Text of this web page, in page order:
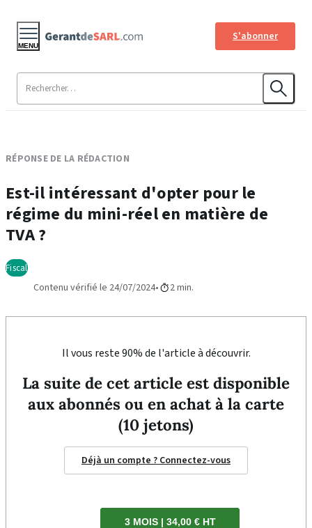
S'abonner
MENU
RÉPONSE DE LA RÉDACTION
Est-il intéressant d'opter pour le
régime du mini-réel en matière de
TVA ?
Fiscal
Contenu vérifié le 24/07/2024 2 min.
Il vous reste 90% de l'article à découvrir.
La suite de cet article est disponible
aux abonnés ou en achat à la carte
(10 jetons)
Déjà un compte ? Connectez-vous
3 MOIS | 34,00 € HT